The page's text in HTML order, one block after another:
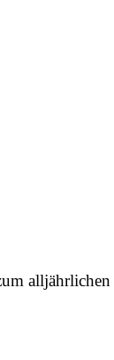
alljährlichen